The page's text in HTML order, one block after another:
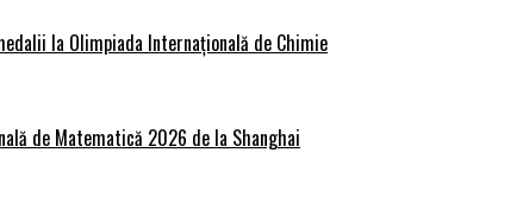
la Olimpiada Internațională de Chimie
de Matematică 2026 de la Shanghai